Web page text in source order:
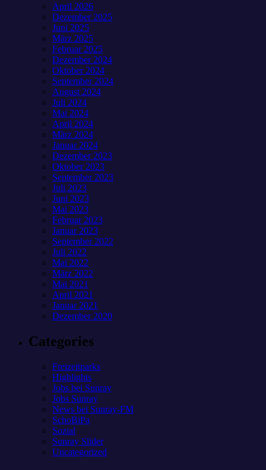
April 2026
Dezember 2025
Juni 2025
März 2025
Februar 2025
Dezember 2024
Oktober 2024
September 2024
August 2024
Juli 2024
Mai 2024
April 2024
März 2024
Januar 2024
Dezember 2023
Oktober 2023
September 2023
Juli 2023
Juni 2023
Mai 2023
Februar 2023
Januar 2023
September 2022
Juli 2022
Mai 2022
März 2022
Mai 2021
April 2021
Januar 2021
Dezember 2020
Categories
Freizeitparks
Highlights
Jobs bei Sunray
Jobs Sunray
News bei Sunray-FM
SchoBiPa
Sozial
Sunray Slider
Uncategorized